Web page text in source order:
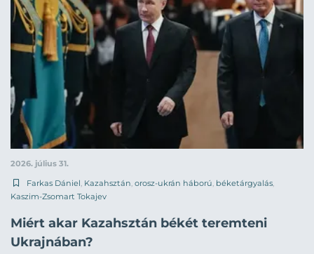
2026. július 31.
Farkas Dániel, Kazahsztán, orosz-ukrán háború, béketárgyalás,
Kaszim-Zsomart Tokajev
Miért akar Kazahsztán békét teremteni
Ukrajnában?